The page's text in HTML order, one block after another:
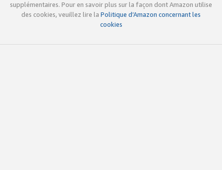
supplémentaires. Pour en savoir plus sur la façon dont Amazon utilise
des cookies, veuillez lire la Politique d’Amazon concernant les
cookies